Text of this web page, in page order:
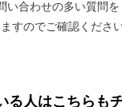
い合わせの多い質問を
すのでご確認ください
る人はこちらも